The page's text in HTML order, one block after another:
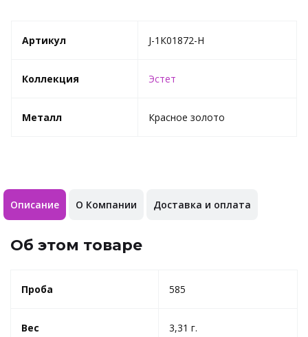
Артикул J-1К01872-H
Коллекция Эстет
Металл Красное золото
Описание О Компании Доставка и оплата
Об этом товаре
Проба 585
Вес 3,31 г.